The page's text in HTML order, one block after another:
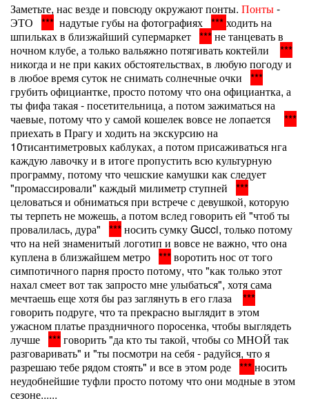
Заметьте, нас везде и повсюду окружают понты. Понты-
ЭТО *** надутые губы на фотографиях ***ходить на
шпильках в близжайший супермаркет ***не танцевать в
ночном клубе, а только вальяжно потягивать коктейли ***
никогда и не при каких обстоятельствах, в любую погоду и
в любое время суток не снимать солнечные очки ***
грубить официантке, просто потому что она официантка, а
ты фифа такая - посетительница, а потом зажиматься на
чаевые, потому что у самой кошелек вовсе не лопается ***
приехать в Прагу и ходить на экскурсию на
10тисантиметровых каблуках, а потом присаживаться нга
каждую лавочку и в итоге пропустить всю культурную
программу, потому что чешские камушки как следует
"промассировали" каждый милиметр ступней ***
целоваться и обниматься при встрече с девушкой, которую
ты терпеть не можешь, а потом вслед говорить ей "чтоб ты
провалилась, дура" ***носить сумку Gucci, только потому
что на ней знаменитый логотип и вовсе не важно, что она
куплена в близжайшем метро ***воротить нос от того
симпотичного парня просто потому, что "как только этот
нахал смеет вот так запросто мне улыбаться", хотя сама
мечтаешь еще хотя бы раз заглянуть в его глаза ***
говорить подруге, что та прекрасно выглядит в этом
ужасном платье праздничного поросенка, чтобы выглядеть
лучше ***говорить "да кто ты такой, чтобы со МНОЙ так
разговаривать" и "ты посмотри на себя - радуйся, что я
разрешаю тебе рядом стоять" и все в этом роде ***носить
неудобнейшие туфли просто потому что они модные в этом
сезоне......